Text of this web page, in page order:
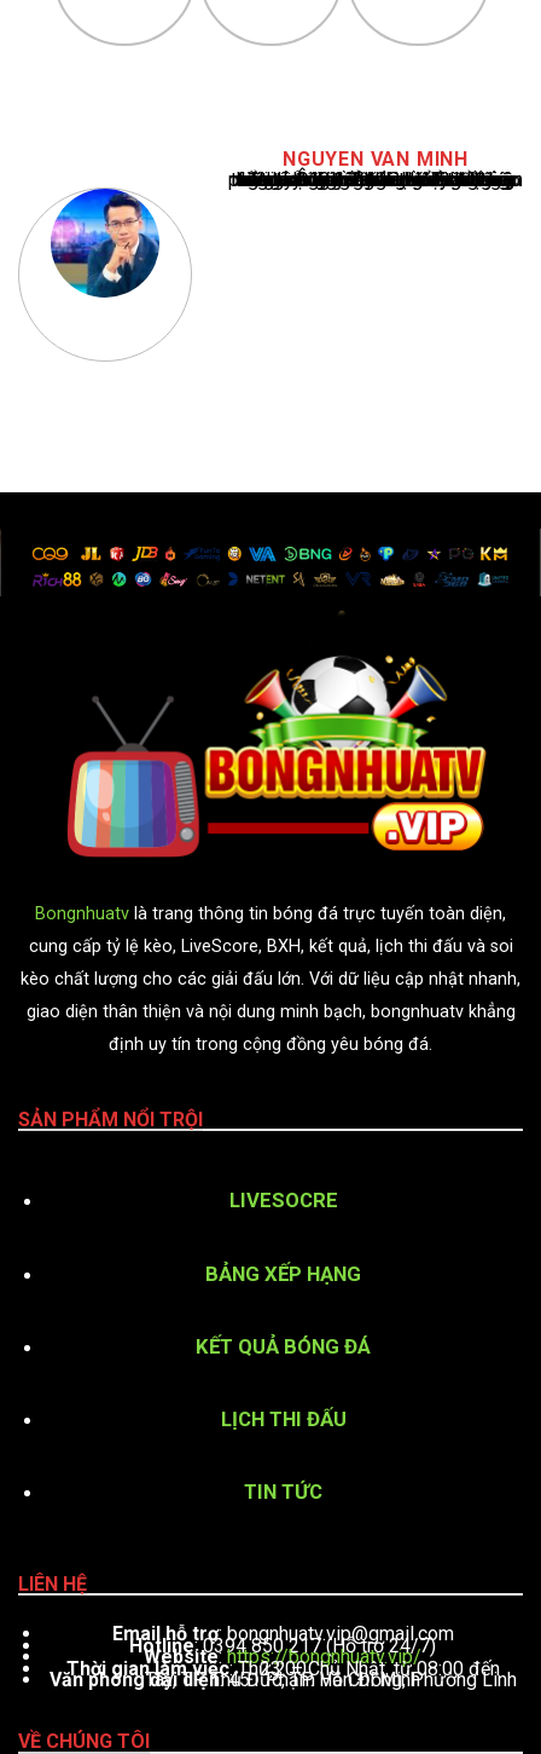
NGUYEN VAN MINH
Nguyễn Văn Minh là một trong những chuyên gia hàng đầu về báo cáo tin tức thể thao tại Việt Nam, với hơn 10 năm hoạt động trong ngành. Ông có kiến thức sâu rộng và kinh nghiệm đáng kể trong việc phân tích và báo cáo về các sự kiện thể thao hàng đầu. Sự hiểu biết sâu sắc của ông về ngành này đã giúp ông xây dựng uy tín và danh tiếng trong cộng đồng báo chí thể thao.
Bongnhuatv là trang thông tin bóng đá trực tuyến toàn diện,
cung cấp tỷ lệ kèo, LiveScore, BXH, kết quả, lịch thi đấu và soi
kèo chất lượng cho các giải đấu lớn. Với dữ liệu cập nhật nhanh,
giao diện thân thiện và nội dung minh bạch, bongnhuatv khẳng
định uy tín trong cộng đồng yêu bóng đá.
SẢN PHẨM NỔI TRỘI
LIVESOCRE
BẢNG XẾP HẠNG
KẾT QUẢ BÓNG ĐÁ
LỊCH THI ĐẤU
TIN TỨC
LIÊN HỆ
Email hỗ trợ:bongnhuatv.vip@gmail.com
Hotline: 0394 850 217 (Hỗ trợ 24/7)
Website:https://bongnhuatv.vip/
Thời gian làm việc : Thứ 2 – Chủ Nhật, từ 08:00 đến 23:00
Văn phòng đại diện: 451 Phạm Văn Đồng, Phường Linh Tây, TP. Thủ Đức, TP. Hồ Chí Minh
VỀ CHÚNG TÔI